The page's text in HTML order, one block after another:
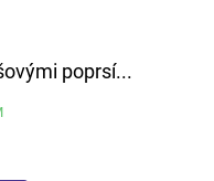
poprsí...